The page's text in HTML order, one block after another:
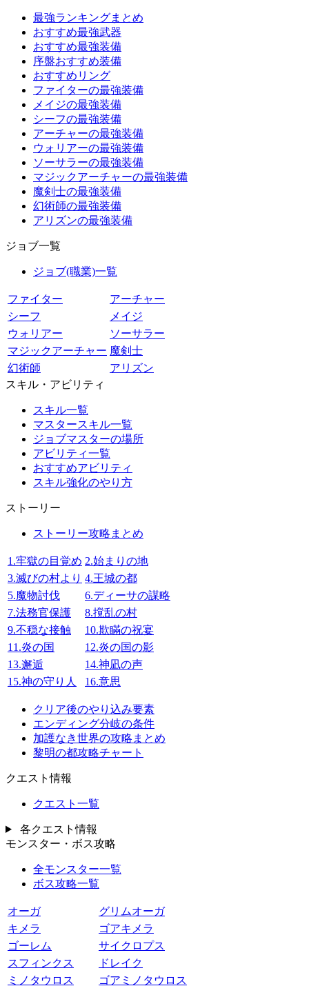
最強ランキングまとめ
おすすめ最強武器
おすすめ最強装備
序盤おすすめ装備
おすすめリング
ファイターの最強装備
メイジの最強装備
シーフの最強装備
アーチャーの最強装備
ウォリアーの最強装備
ソーサラーの最強装備
マジックアーチャーの最強装備
魔剣士の最強装備
幻術師の最強装備
アリズンの最強装備
ジョブ一覧
ジョブ(職業)一覧
ファイター
アーチャー
シーフ
メイジ
ウォリアー
ソーサラー
マジックアーチャー 魔剣士
幻術師
アリズン
スキル・アビリティ
スキル一覧
マスタースキル一覧
ジョブマスターの場所
アビリティ一覧
おすすめアビリティ
スキル強化のやり方
ストーリー
ストーリー攻略まとめ
1.牢獄の目覚め 2.始まりの地
3.滅びの村より 4.王城の都
5.魔物討伐
6.ディーサの謀略
7.法務官保護
8.撹乱の村
9.不穏な接触
10.欺瞞の祝宴
11.炎の国
12.炎の国の影
13.邂逅
14.神凪の声
15.神の守り人
16.意思
クリア後のやり込み要素
エンディング分岐の条件
加護なき世界の攻略まとめ
黎明の都攻略チャート
クエスト情報
クエスト一覧
各クエスト情報
モンスター・ボス攻略
全モンスター一覧
ボス攻略一覧
オーガ
グリムオーガ
キメラ
ゴアキメラ
ゴーレム
サイクロプス
スフィンクス
ドレイク
ミノタウロス
ゴアミノタウロス